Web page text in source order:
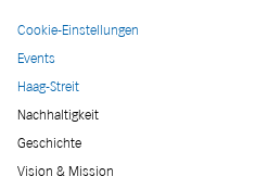
Cookie-Einstellungen
Events
Haag-Streit
Nachhaltigkeit
Geschichte
Vision & Mission